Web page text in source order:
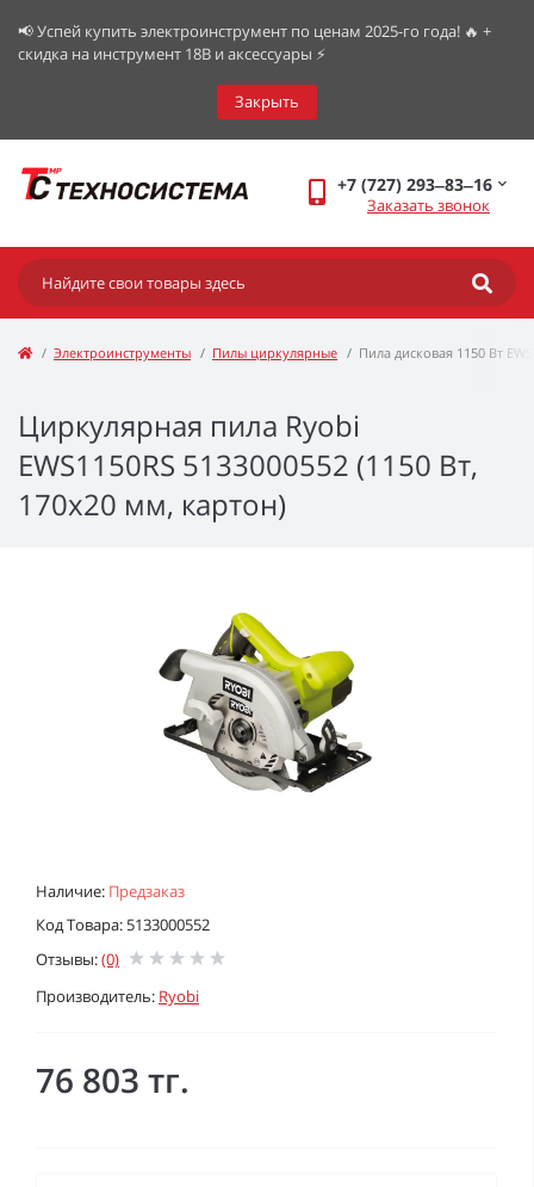
📢 Успей купить электроинструмент по ценам 2025-го года! 🔥 +
скидка на инструмент 18В и аксессуары ⚡️
Закрыть
+7 (727) 293‒83‒16
Заказать звонок
Электроинструменты Пилы циркулярные Пила дисковая 1150 Вт
Циркулярная пила Ryobi
EWS1150RS 5133000552 (1150 Вт,
170x20 мм, картон)
Наличие: Предзаказ
Код Товара: 5133000552
Отзывы:(0)
Производитель: Ryobi
76 803 тг.